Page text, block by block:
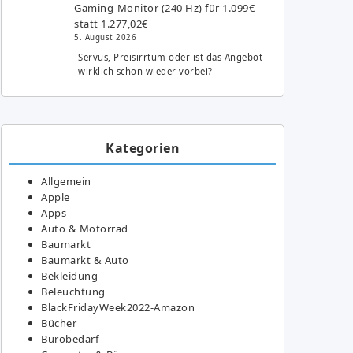
Gaming-Monitor (240 Hz) für 1.099€
statt 1.277,02€
5. August 2026
Servus, Preisirrtum oder ist das Angebot
wirklich schon wieder vorbei?
Kategorien
Allgemein
Apple
Apps
Auto & Motorrad
Baumarkt
Baumarkt & Auto
Bekleidung
Beleuchtung
BlackFridayWeek2022-Amazon
Bücher
Bürobedarf